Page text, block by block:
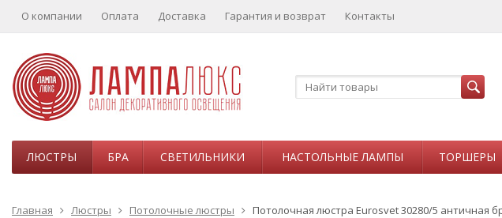
О компании Оплата Доставка Гарантия и возврат Контакты
ЛЮСТРЫ БРА СВЕТИЛЬНИКИ НАСТОЛЬНЫЕ ЛАМПЫ ТОРШЕРЫ
Главная Люстры Потолочные люстры Потолочная люстра Eurosvet 30280/5 античная